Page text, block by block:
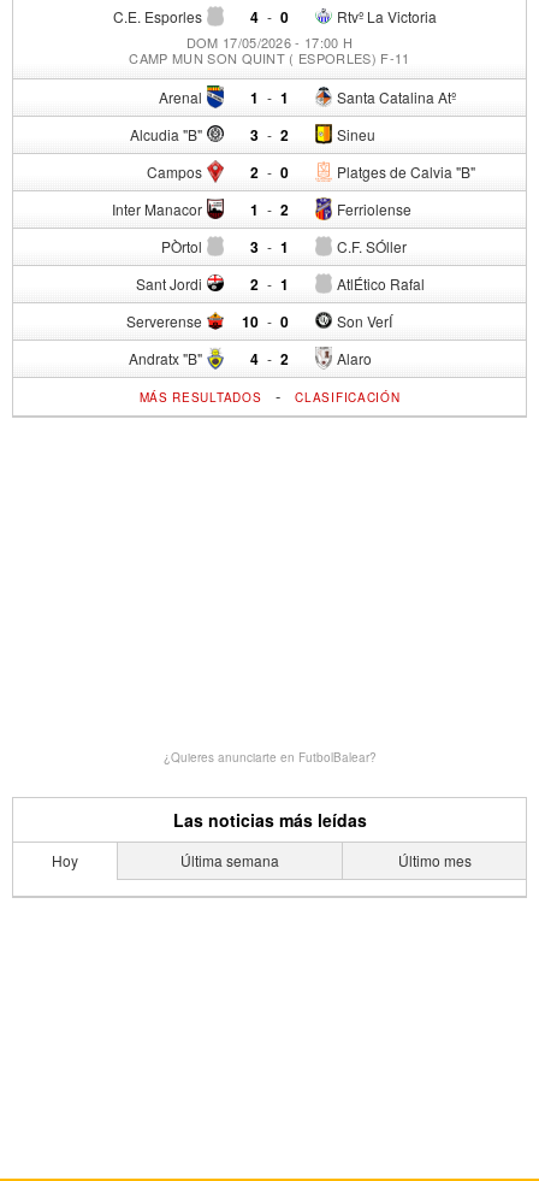
C.E. Esporles 4 - Rtvº La Victoria
0
DOM 17/05/2026 - 17:00 H
CAMP MUN SON QUINT ( ESPORLES) F-11
Arenal 1 - Santa Catalina Atº
1
Alcudia "B" 3 - Sineu
2
Campos 2 - Platges de Calvia "B"
0
Inter Manacor 1 - Ferriolense
2
PÒrtol 3 - C.F. SÓller
1
Sant Jordi 2 - AtlÉtico Rafal
1
Serverense 10 - Son VerÍ
0
Andratx "B" 4 - Alaro
2
MÁS RESULTADOS -CLASIFICACIÓN
¿Quieres anunciarte en FutbolBalear?
Las noticias más leídas
Hoy Última semana Último mes